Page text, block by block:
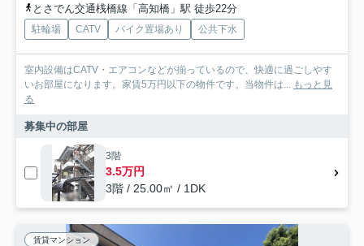
とさでん交通桟橋線「高知橋」駅 徒歩22分
駐輪場 CATV バイク置場あり 公共下水
室内設備はCATV・エアコンなどが揃っているので、快適に過ごしやす
いお部屋になります。家賃5万円以下の物件です。当物件は... もっと見
る
募集中の部屋
3階
3.5万円
3階 / 25.00㎡ / 1DK
賃貸マンション